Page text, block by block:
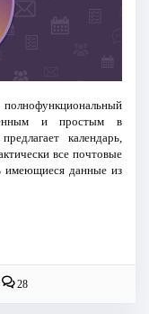
полнофункциональный
и простым в
календарь,
все почтовые
имеющиеся данные из
28